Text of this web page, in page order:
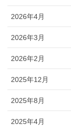
2026年4月
2026年3月
2026年2月
2025年12月
2025年8月
2025年4月